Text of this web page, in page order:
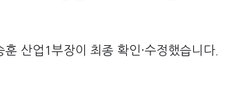
산업1부장이 최종 확인·수정했습니다.